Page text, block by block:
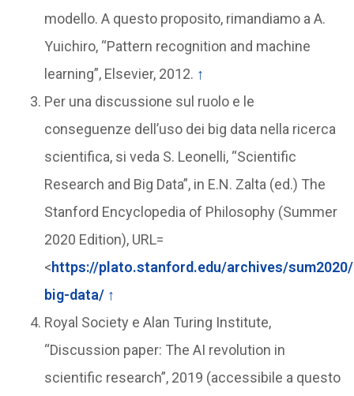
modello. A questo proposito, rimandiamo a A. ​​
Yuichiro, “Pattern recognition and machine
learning”, Elsevier, 2012. ↑
Per una discussione sul ruolo e le
conseguenze dell’uso dei big data nella ricerca
scientifica, si veda S. Leonelli, “Scientific
Research and Big Data”, in E.N. Zalta (ed.) The
Stanford Encyclopedia of Philosophy (Summer
2020 Edition), URL=
<https://plato.stanford.edu/archives/
big-data/ ↑
Royal Society e Alan Turing Institute,
“Discussion paper: The AI revolution in
scientific research”, 2019 (accessibile a questo